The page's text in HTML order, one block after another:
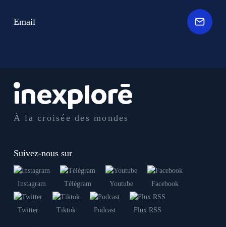
À la croisée des mondes
Suivez-nous sur
Instagram Télégram Youtube Facebook
Twitter Tiktok Podcast Flux RSS
Email